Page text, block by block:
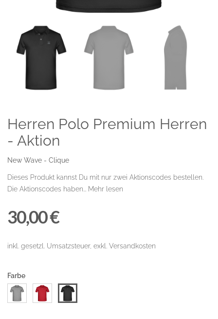
Herren Polo Premium Herren
- Aktion
New Wave - Clique
Dieses Produkt kannst Du mit nur zwei Aktionscodes bestellen.
Die Aktionscodes haben...
Mehr lesen
30,00 €
inkl. gesetzl. Umsatzsteuer, exkl. Versandkosten
Farbe